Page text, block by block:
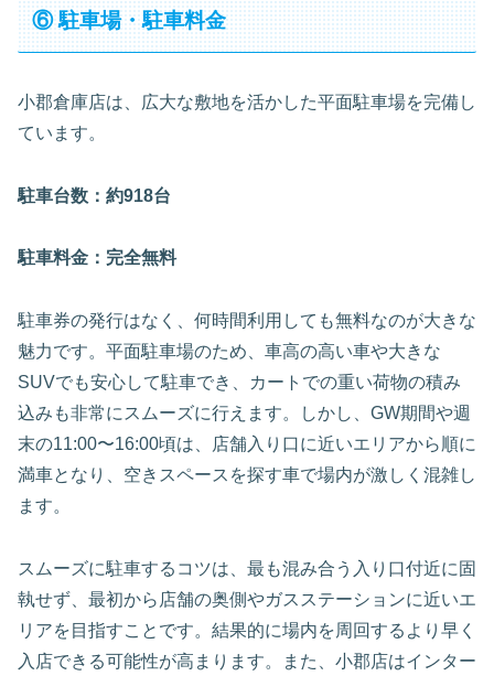
⑥ 駐車場・駐車料金
小郡倉庫店は、広大な敷地を活かした平面駐車場を完備し
ています。
駐車台数：約918台
駐車料金：完全無料
駐車券の発行はなく、何時間利用しても無料なのが大きな
魅力です。平面駐車場のため、車高の高い車や大きな
SUVでも安心して駐車でき、カートでの重い荷物の積み
込みも非常にスムーズに行えます。しかし、GW期間や週
末の11:00〜16:00頃は、店舗入り口に近いエリアから順に
満車となり、空きスペースを探す車で場内が激しく混雑し
ます。
スムーズに駐車するコツは、最も混み合う入り口付近に固
執せず、最初から店舗の奥側やガスステーションに近いエ
リアを目指すことです。結果的に場内を周回するより早く
入店できる可能性が高まります。また、小郡店はインター